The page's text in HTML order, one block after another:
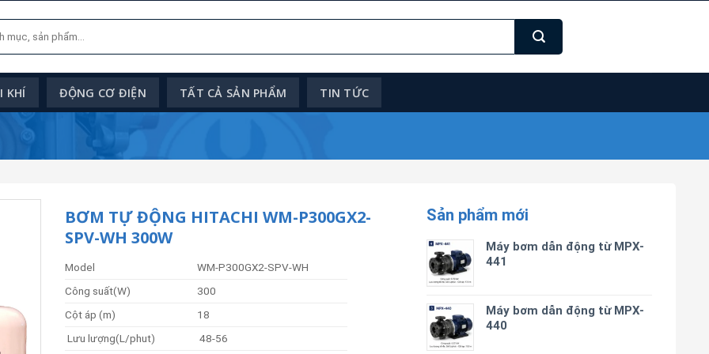
KHÍ ĐỘNG CƠ ĐIỆN TẤT CẢ SẢN PHẨM TIN TỨC
Sản phẩm mới
Máy bơm dẫn động từ MPX-
441
Máy bơm dẫn động từ MPX-
440
BƠM TỰ ĐỘNG HITACHI WM-P300GX2-
SPV-WH 300W
Model
WM-P300GX2-SPV-WH
Công suất(W)
300
Cột áp (m)
18
Lưu lượng(L/phut)
48-56